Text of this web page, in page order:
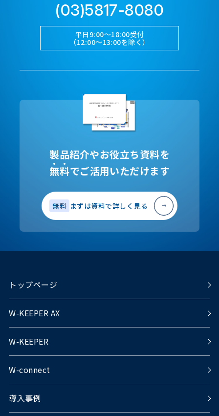
(03)5817-8080
平日9:00～18:00受付
（12:00～13:00を除く）
製品紹介やお役立ち資料を
無料でご活用いただけます
無料 まずは資料で詳しく見る
トップページ
W-KEEPER AX
W-KEEPER
W-connect
導入事例